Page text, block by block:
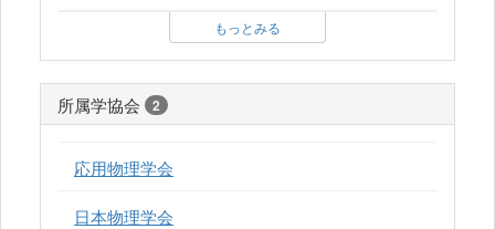
もっとみる
所属学協会 2
応用物理学会
日本物理学会